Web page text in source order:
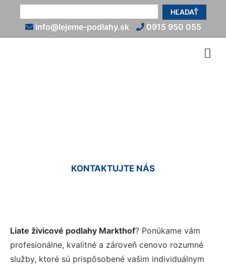
HĽADAŤ
info@lejeme-podlahy.sk 0915 950 055
KONTAKTUJTE NÁS
Liate živicové podlahy Markthof? Ponúkame vám
profesionálne, kvalitné a zároveň cenovo rozumné
služby, ktoré sú prispôsobené vašim individuálnym